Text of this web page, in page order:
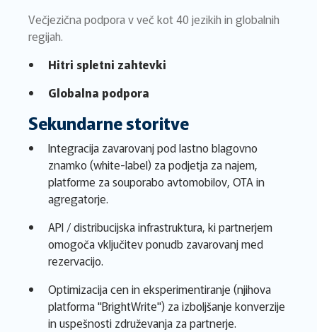
Večjezična podpora v več kot 40 jezikih in globalnih
regijah.
Hitri spletni zahtevki
Globalna podpora
Sekundarne storitve
Integracija zavarovanj pod lastno blagovno
znamko (white-label) za podjetja za najem,
platforme za souporabo avtomobilov, OTA in
agregatorje.
API / distribucijska infrastruktura, ki partnerjem
omogoča vključitev ponudb zavarovanj med
rezervacijo.
Optimizacija cen in eksperimentiranje (njihova
platforma "BrightWrite") za izboljšanje konverzije
in uspešnosti združevanja za partnerje.